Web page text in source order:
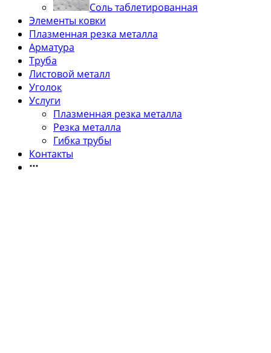
Соль таблетированная
Элементы ковки
Плазменная резка металла
Арматура
Труба
Листовой металл
Уголок
Услуги
Плазменная резка металла
Резка металла
Гибка трубы
Контакты